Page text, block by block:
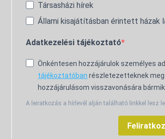
Társasházi hírek
Állami kisajátításban érintett házak
Adatkezelési tájékoztató
Önkéntesen hozzájárulok személyes
tájékoztatóban részletezetteknek
hozzájárulásom visszavonására
A leiratkozás a hírlevél alján található linkkel lesz